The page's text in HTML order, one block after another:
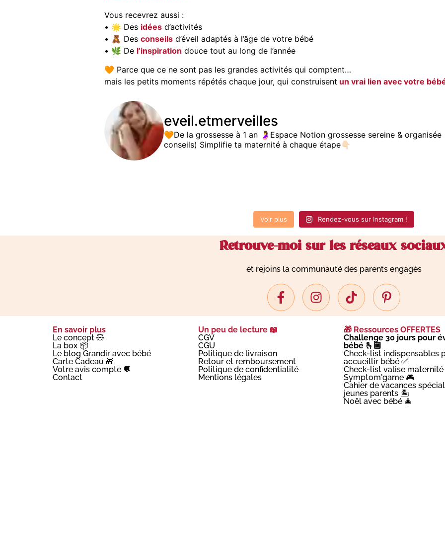
Vous recevrez aussi :
• 🌟 Des idées d’activités
• 🧸 Des conseils d’éveil adaptés à l’âge de votre bébé
• 🌿 De l’inspiration douce tout au long de l’année
🧡 Parce que ce ne sont pas les grandes activités qui comptent…
mais les petits moments répétés chaque jour, qui construisent un vrai lien avec votre
eveil.etmerveilles
🧡De la grossesse à 1 an 🤰Espace Notion grossesse sereine & organisée
conseils) Simplifie ta maternité à chaque étape👇🏻
Voir plus Rendez-vous sur Instagram !
Retrouve-moi sur les réseaux
et rejoins la communauté des parents engagés
En savoir plus
Le concept 🧸
La box 📦
Le blog Grandir avec bébé
Carte Cadeau 🎁
Votre avis compte 💬
Contact
Un peu de lecture 📖
CGV
CGU
Politique de livraison
Retour et remboursement
Politique de confidentialité
Mentions légales
🎁 Ressources OFFERTES
Challenge 30 jours pour
bébé 🫰🏼
Check-list indispensables
accueillir bébé ✅
Check-list valise maternité
Symptom'game 🎮
Cahier de vacances spécial
jeunes parents 🏝️
Noël avec bébé 🎄